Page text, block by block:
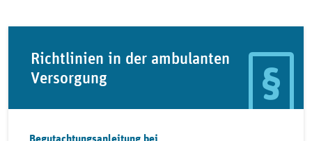
Richtlinien in der ambulanten
Versorgung